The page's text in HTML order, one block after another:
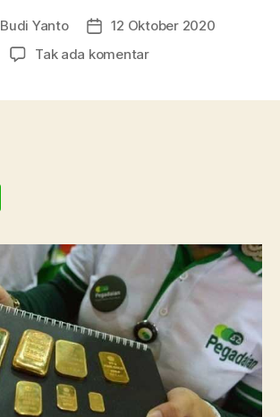
Budi Yanto
Tanggal
12 Oktober 2020
Tak ada komentarpada
Persen
at
s
A
p
p